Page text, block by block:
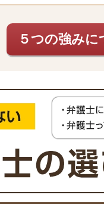
５つの強み